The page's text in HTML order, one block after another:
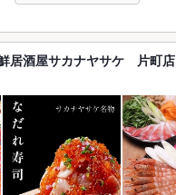
酒屋サカナヤサケ 片町店